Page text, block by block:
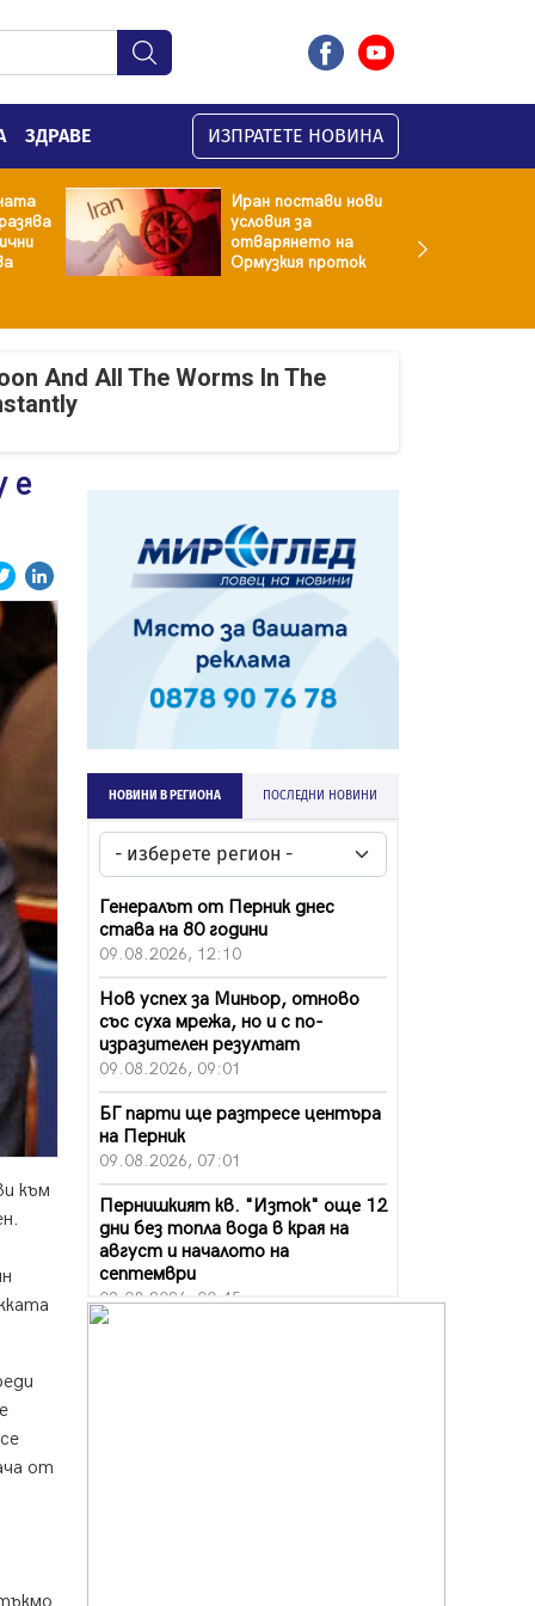
ЗДРАВЕ ИЗПРАТЕТЕ НОВИНА
Иран постави нови
условия за
отварянето на
Ормузкия проток
And All The Worms In The
е
към
от
НОВИНИ В РЕГИОНА ПОСЛЕДНИ НОВИНИ
Генералът от Перник днес
става на 80 години
09.08.2026, 12:10
Нов успех за Миньор, отново
със суха мрежа, но и с по-
изразителен резултат
09.08.2026, 09:01
БГ парти ще разтресе центъра
на Перник
09.08.2026, 07:01
Пернишкият кв. "Изток" още 12
дни без топла вода в края на
август и началото на
септември
09.08.2026, 00:45